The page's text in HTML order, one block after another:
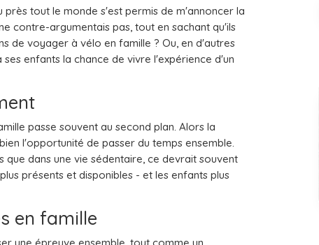
tout le monde s'est permis de m'annoncer la
contre-argumentais pas, tout en sachant qu'ils
de voyager à vélo en famille ? Ou, en d'autres
enfants la chance de vivre l'expérience d'un
passe souvent au second plan. Alors la
l'opportunité de passer du temps ensemble.
que dans une vie sédentaire, ce devrait souvent
présents et disponibles - et les enfants plus
en famille